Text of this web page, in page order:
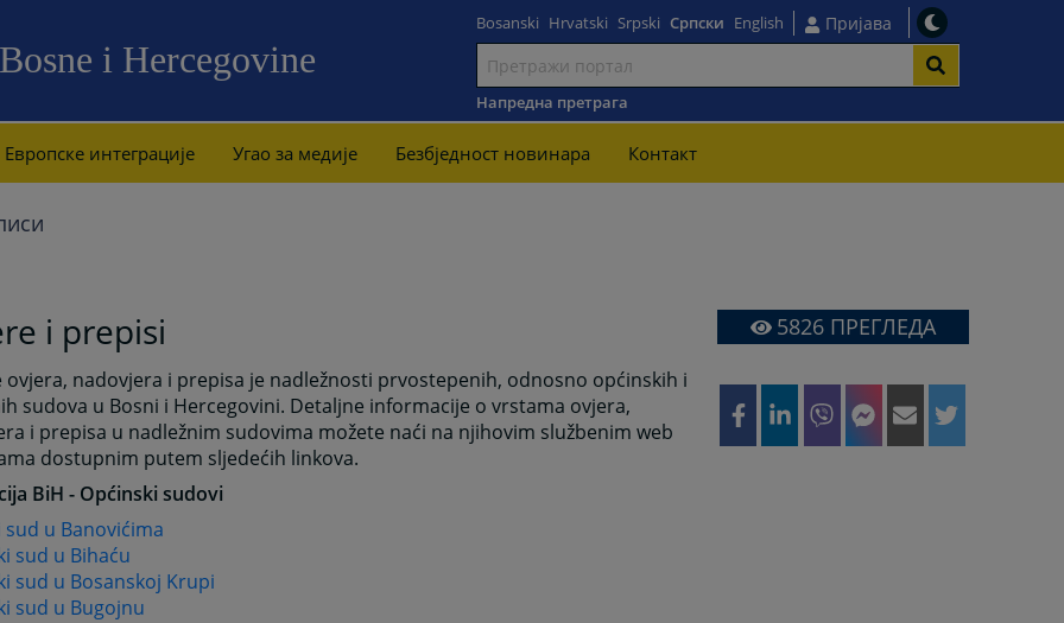
i Hercegovine
садржај
Bosanski Hrvatski Srpski Српски English Пријава
Напредна претрага
Европске интеграције Угао за медије Безбjедност новинара Контакт
i prepisi
ovjera, nadovjera i prepisa je nadležnosti prvostepenih, odnosno općinskih i
sudova u Bosni i Hercegovini. Detaljne informacije o vrstama ovjera,
i prepisa u nadležnim sudovima možete naći na njihovim službenim web
dostupnim putem sljedećih linkova.
BiH - Općinski sudovi
sud u Banovićima
sud u Bihaću
sud u Bosanskoj Krupi
sud u Bugojnu
5826 ПРЕГЛЕДА